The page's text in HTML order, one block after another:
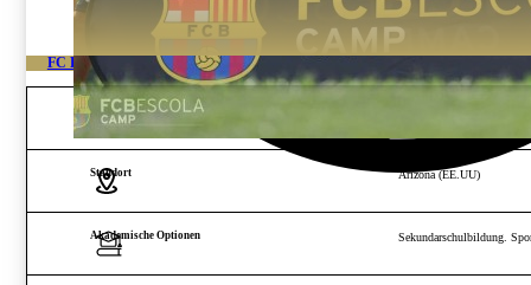
FC BARÇA USA HOCHLEISTUNGS AKADEMIE
Alter und Geschlecht
Standort Arizona (EE.UU)
Akademische Optionen Sekundarschulbildung.